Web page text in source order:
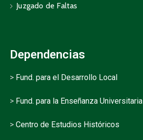
Juzgado de Faltas
Dependencias
> Fund. para el Desarrollo Local
> Fund. para la Enseñanza Universitaria
> Centro de Estudios Históricos